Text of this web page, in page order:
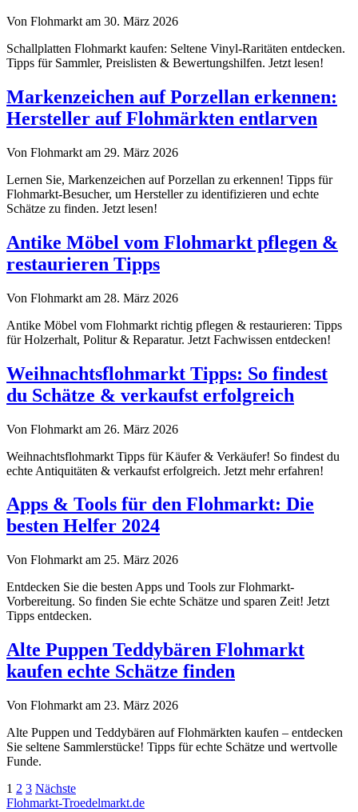
Von Flohmarkt am 30. März 2026
Schallplatten Flohmarkt kaufen: Seltene Vinyl-Raritäten entdecken.
Tipps für Sammler, Preislisten & Bewertungshilfen. Jetzt lesen!
Markenzeichen auf Porzellan erkennen:
Hersteller auf Flohmärkten entlarven
Von Flohmarkt am 29. März 2026
Lernen Sie, Markenzeichen auf Porzellan zu erkennen! Tipps für
Flohmarkt-Besucher, um Hersteller zu identifizieren und echte
Schätze zu finden. Jetzt lesen!
Antike Möbel vom Flohmarkt pflegen &
restaurieren Tipps
Von Flohmarkt am 28. März 2026
Antike Möbel vom Flohmarkt richtig pflegen & restaurieren: Tipps
für Holzerhalt, Politur & Reparatur. Jetzt Fachwissen entdecken!
Weihnachtsflohmarkt Tipps: So findest
du Schätze & verkaufst erfolgreich
Von Flohmarkt am 26. März 2026
Weihnachtsflohmarkt Tipps für Käufer & Verkäufer! So findest du
echte Antiquitäten & verkaufst erfolgreich. Jetzt mehr erfahren!
Apps & Tools für den Flohmarkt: Die
besten Helfer 2024
Von Flohmarkt am 25. März 2026
Entdecken Sie die besten Apps und Tools zur Flohmarkt-
Vorbereitung. So finden Sie echte Schätze und sparen Zeit! Jetzt
Tipps entdecken.
Alte Puppen Teddybären Flohmarkt
kaufen echte Schätze finden
Von Flohmarkt am 23. März 2026
Alte Puppen und Teddybären auf Flohmärkten kaufen – entdecken
Sie seltene Sammlerstücke! Tipps für echte Schätze und wertvolle
Funde.
Seitennummerierung
1 2 3 Nächste
Flohmarkt-Troedelmarkt.de